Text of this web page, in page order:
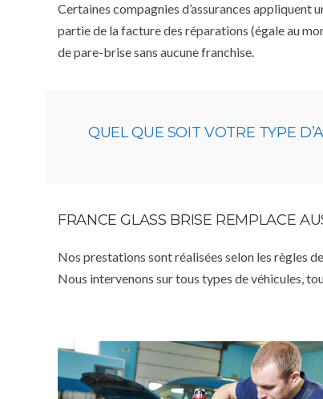
Certaines compagnies d’assurances appliquent
partie de la facture des réparations (égale au
de pare-brise sans aucune franchise.
QUEL QUE SOIT VOTRE TYPE
FRANCE GLASS BRISE REMPLACE
Nos prestations sont réalisées selon les règles
Nous intervenons sur tous types de véhicules,